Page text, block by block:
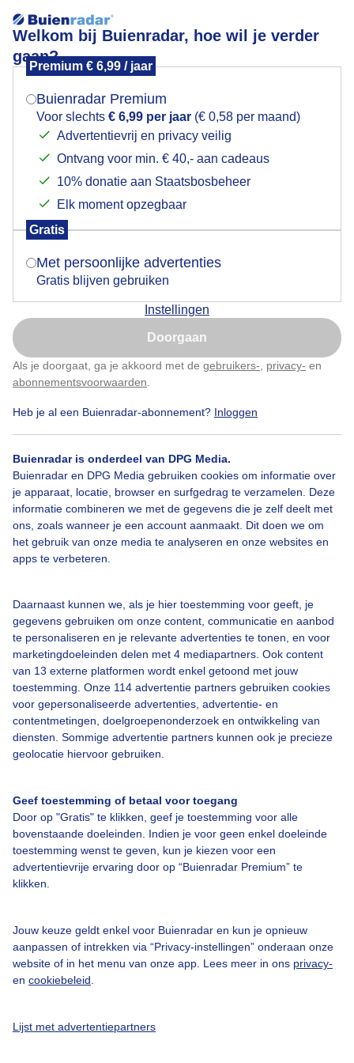
Welkom bij Buienradar, hoe wil je verder
gaan?
Premium € 6,99 / jaar
Buienradar Premium
Voor slechts € 6,99 per jaar (€ 0,58 per maand)
Advertentievrij en privacy veilig
Ontvang voor min. € 40,- aan cadeaus
10% donatie aan Staatsbosbeheer
Elk moment opzegbaar
Gratis
Met persoonlijke advertenties
Gratis blijven gebruiken
Instellingen
Doorgaan
Als je doorgaat, ga je akkoord met de gebruikers- privacy- en
abonnementsvoorwaarden
Heb je al een Buienradar-abonnement? Inloggen
Buienradar is onderdeel van DPG Media.
Buienradar en DPG Media gebruiken cookies om informatie over
je apparaat, locatie, browser en surfgedrag te verzamelen. Deze
informatie combineren we met de gegevens die je zelf deelt met
ons, zoals wanneer je een account aanmaakt. Dit doen we om
het gebruik van onze media te analyseren en onze websites en
apps te verbeteren.
Daarnaast kunnen we, als je hier toestemming voor geeft, je
gegevens gebruiken om onze content, communicatie en aanbod
te personaliseren en je relevante advertenties te tonen, en voor
marketingdoeleinden delen met 4 mediapartners. Ook content
van 13 externe platformen wordt enkel getoond met jouw
toestemming. Onze 114 advertentie partners gebruiken cookies
voor gepersonaliseerde advertenties, advertentie- en
contentmetingen, doelgroepenonderzoek en ontwikkeling van
diensten. Sommige advertentie partners kunnen ook je precieze
geolocatie hiervoor gebruiken.
Geef toestemming of betaal voor toegang
Door op "Gratis" te klikken, geef je toestemming voor alle
bovenstaande doeleinden. Indien je voor geen enkel doeleinde
toestemming wenst te geven, kun je kiezen voor een
advertentievrije ervaring door op “Buienradar Premium” te
klikken.
Jouw keuze geldt enkel voor Buienradar en kun je opnieuw
aanpassen of intrekken via “Privacy-instellingen” onderaan onze
website of in het menu van onze app. Lees meer in ons privacy-
en cookiebeleid
Lijst met advertentiepartners
Avondrood
2
#avondrood Wolken Zonsondergang
Bedrijfsgegevens
Veelgestelde vragen
Contact
Adverteren
Buienradar Team
Cookie beleid
Mogen we je locatie gebruiken voor het
Indien je hier nog geen akkoord op hebt gegeven,
verschijnt er zo een pop-up uit je browser waarin
Is goed, toon de popup
Nu niet, misschien later
Klik hierom dit aan te passen